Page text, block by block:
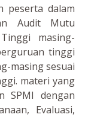
peserta dalam
Audit Mutu
masing-
tinggi
masing sesuai
materi yang
SPMI dengan
Evaluasi,